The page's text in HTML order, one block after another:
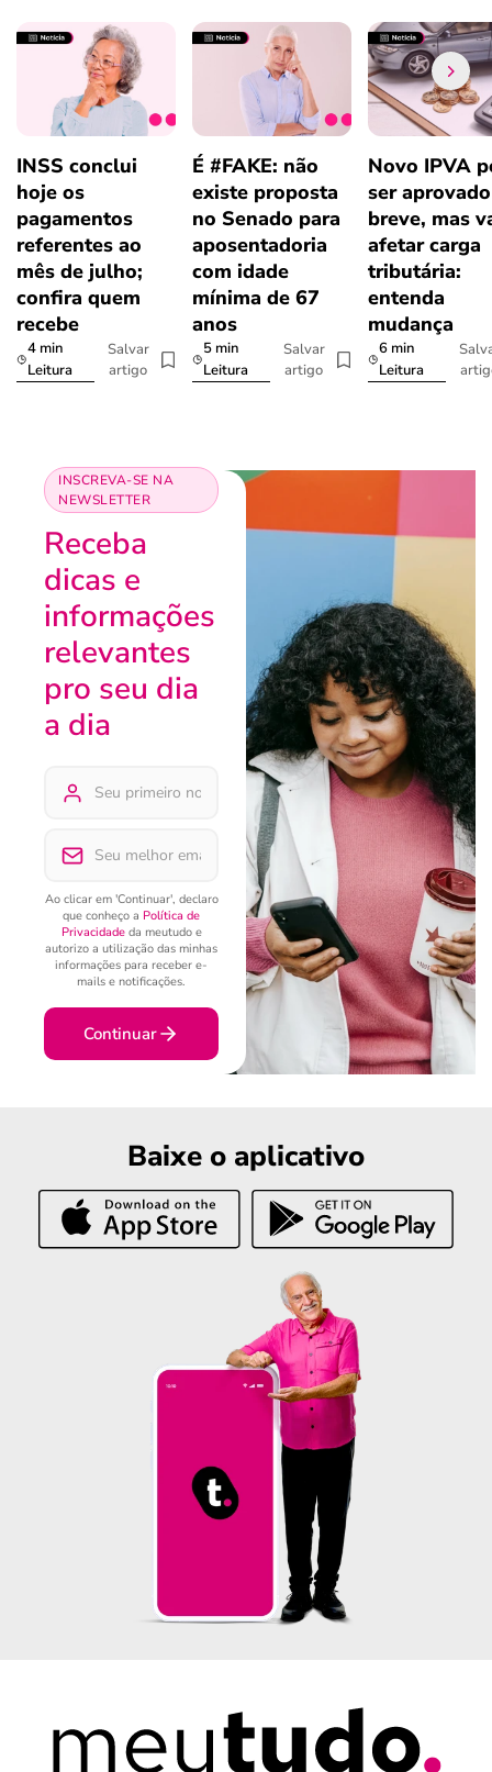
INSS conclui
hoje os
pagamentos
referentes ao
mês de julho;
confira quem
recebe
4 min
Leitura
Salvar
artigo
É #FAKE: não
existe proposta
no Senado para
aposentadoria
com idade
mínima de 67
anos
5 min
Leitura
Salvar
artigo
Novo IPVA
ser
breve, mas
afetar carga
tributária:
entenda
mudança
6 min
Leitura
INSCREVA-SE NA
NEWSLETTER
Receba
dicas e
informações
relevantes
pro seu dia
a dia
Ao clicar em 'Continuar', declaro
que conheço a Política de
Privacidadeda meutudo e
autorizo a utilização das minhas
informações para receber e-
mails e notificações.
Continuar
Baixe o aplicativo